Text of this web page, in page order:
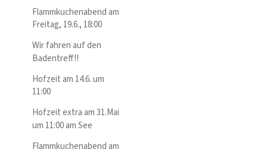
Flammkuchenabend am
Freitag, 19.6., 18:00
Wir fahren auf den
Badentreff!!
Hofzeit am 14.6. um
11:00
Hofzeit extra am 31.Mai
um 11:00 am See
Flammkuchenabend am